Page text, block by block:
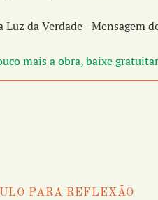
da Verdade - Mensagem
mais a obra, baixe
PARA REFLEXÃO